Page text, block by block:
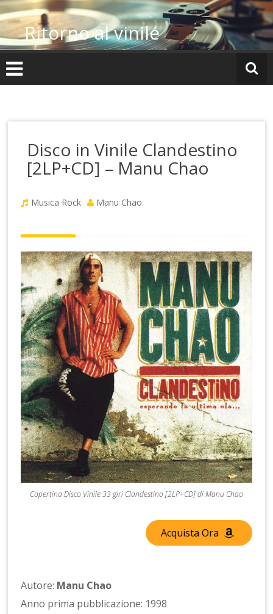
Vai
al
contenutoRitorno al vinile
Disco in Vinile Clandestino
[2LP+CD] – Manu Chao
Musica Rock Manu Chao
Copertina Disco Vinile 33 giri Clandestino [2LP+CD] di Manu Chao
Acquista Ora
Autore: Manu Chao
Anno prima pubblicazione: 1998